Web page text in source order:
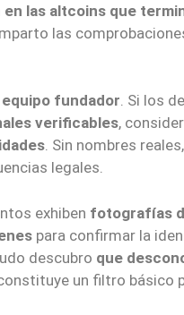
las altcoins que
las
equipo fundador. Si los
verificables,
. Sin nombres
legales.
exhiben fotografías
para confirmar la
descubro que
un filtro básico